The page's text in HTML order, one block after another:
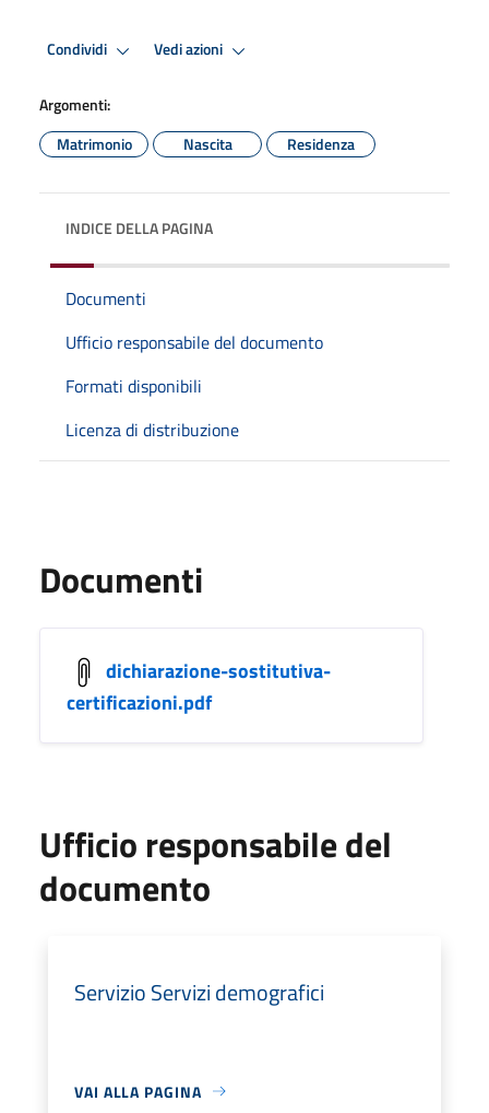
Condividi Vedi azioni
Argomenti:
Matrimonio
Nascita Residenza
INDICE DELLA PAGINA
Documenti
Ufficio responsabile del documento
Formati disponibili
Licenza di distribuzione
Documenti
dichiarazione-sostitutiva-
certificazioni.pdf
Ufficio responsabile del
documento
Servizio Servizi demografici
VAI ALLA PAGINA